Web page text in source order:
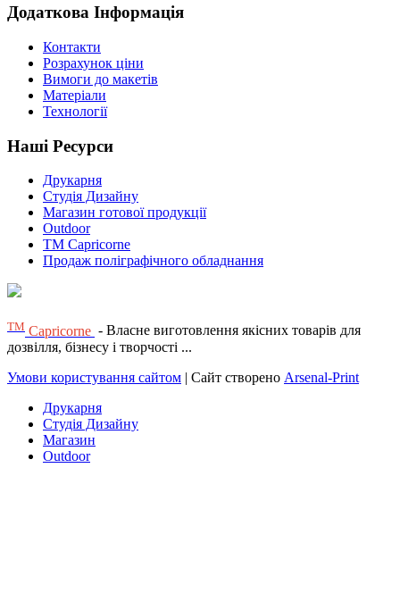
Додаткова Інформація
Контакти
Розрахунок ціни
Вимоги до макетів
Матеріали
Технології
Наші Ресурси
Друкарня
Студія Дизайну
Магазин готової продукції
Outdoor
TM Capricorne
Продаж поліграфічного обладнання
ТМ Capricorne - Власне виготовлення якісних товарів для
дозвілля, бізнесу і творчості ...
Умови користування сайтом | Сайт створено Arsenal-Print
Друкарня
Студія Дизайну
Магазин
Outdoor